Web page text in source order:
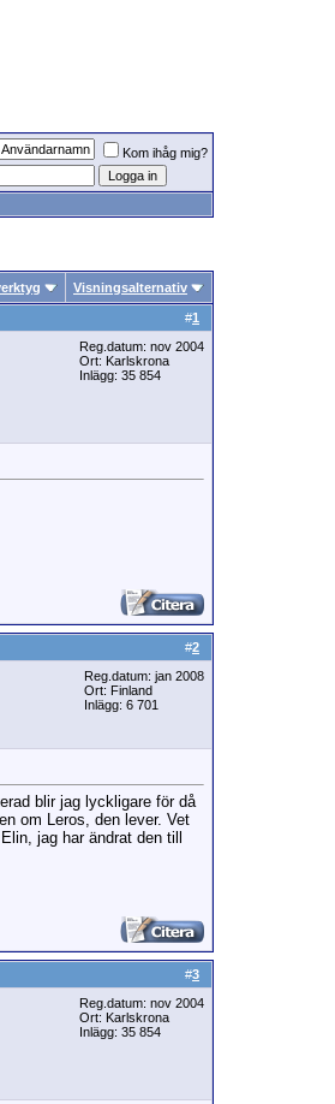
Kom ihåg mig?
Visningsalternativ
#1
Reg.datum: nov 2004
Ort: Karlskrona
Inlägg: 35 854
#2
Reg.datum: jan 2008
Ort: Finland
Inlägg: 6 701
blir jag lyckligare för då
om Leros, den lever. Vet
jag har ändrat den till
#3
Reg.datum: nov 2004
Ort: Karlskrona
Inlägg: 35 854